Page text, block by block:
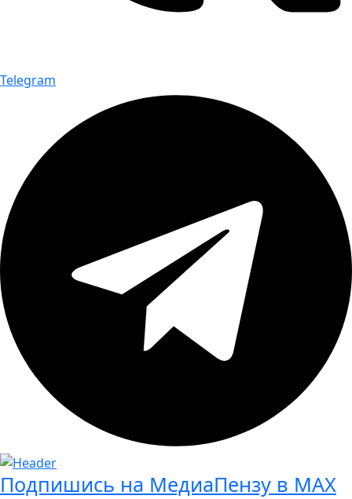
Telegram
Подпишись на МедиаПензу в МАХ